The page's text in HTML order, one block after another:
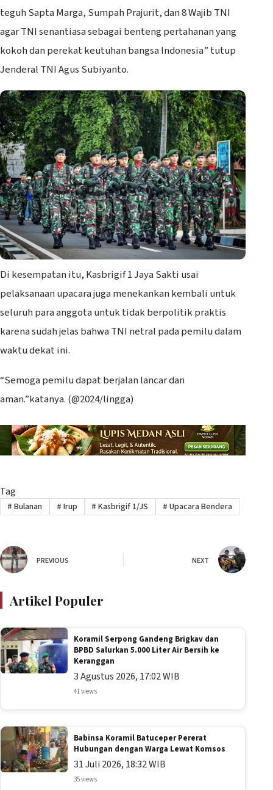
teguh Sapta Marga, Sumpah Prajurit, dan 8 Wajib TNI
agar TNI senantiasa sebagai benteng pertahanan yang
kokoh dan perekat keutuhan bangsa Indonesia” tutup
Jenderal TNI Agus Subiyanto.
Di kesempatan itu, Kasbrigif 1 Jaya Sakti usai
pelaksanaan upacara juga menekankan kembali untuk
seluruh para anggota untuk tidak berpolitik praktis
karena sudah jelas bahwa TNI netral pada pemilu dalam
waktu dekat ini.
“Semoga pemilu dapat berjalan lancar dan
aman.”katanya. (@2024/lingga)
Tag
# Bulanan # Irup # Kasbrigif 1/JS # Upacara Bendera
PREVIOUS NEXT
Artikel Populer
Koramil Serpong Gandeng Brigkav dan
BPBD Salurkan 5.000 Liter Air Bersih ke
Keranggan
3 Agustus 2026, 17:02 WIB
41 views
Babinsa Koramil Batuceper Pererat
Hubungan dengan Warga Lewat Komsos
31 Juli 2026, 18:32 WIB
35 views